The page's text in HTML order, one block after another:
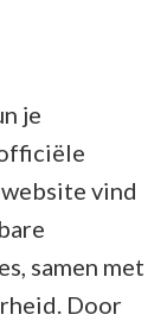
je
vind
samen met
Door